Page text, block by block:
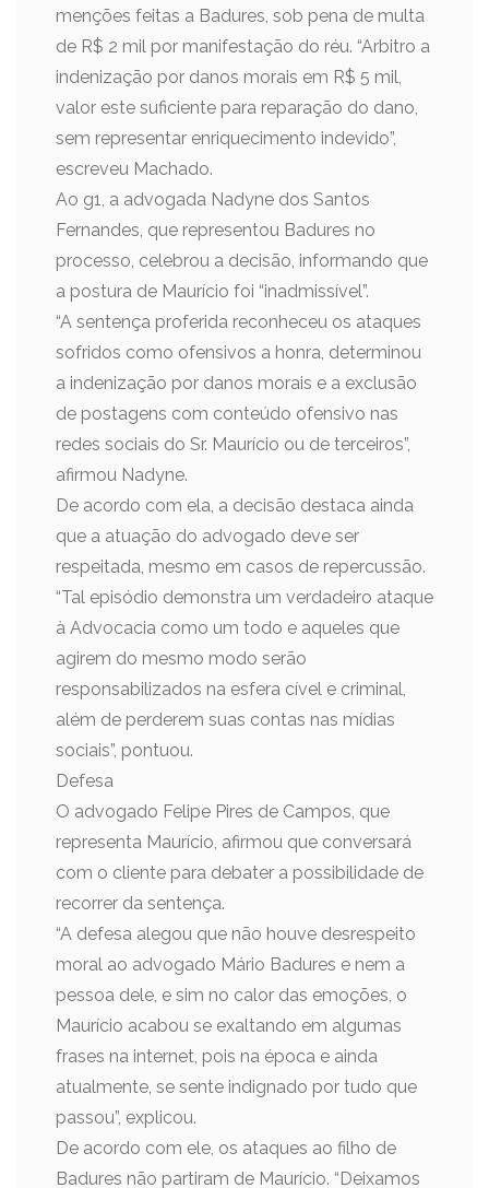
menções feitas a Badures, sob pena de multa
de R$ 2 mil por manifestação do réu. “Arbitro a
indenização por danos morais em R$ 5 mil,
valor este suficiente para reparação do dano,
sem representar enriquecimento indevido”,
escreveu Machado.
Ao g1, a advogada Nadyne dos Santos
Fernandes, que representou Badures no
processo, celebrou a decisão, informando que
a postura de Maurício foi “inadmissível”.
“A sentença proferida reconheceu os ataques
sofridos como ofensivos a honra, determinou
a indenização por danos morais e a exclusão
de postagens com conteúdo ofensivo nas
redes sociais do Sr. Maurício ou de terceiros”,
afirmou Nadyne.
De acordo com ela, a decisão destaca ainda
que a atuação do advogado deve ser
respeitada, mesmo em casos de repercussão.
“Tal episódio demonstra um verdadeiro ataque
à Advocacia como um todo e aqueles que
agirem do mesmo modo serão
responsabilizados na esfera cível e criminal,
além de perderem suas contas nas mídias
sociais”, pontuou.
Defesa
O advogado Felipe Pires de Campos, que
representa Maurício, afirmou que conversará
com o cliente para debater a possibilidade de
recorrer da sentença.
“A defesa alegou que não houve desrespeito
moral ao advogado Mário Badures e nem a
pessoa dele, e sim no calor das emoções, o
Maurício acabou se exaltando em algumas
frases na internet, pois na época e ainda
atualmente, se sente indignado por tudo que
passou”, explicou.
De acordo com ele, os ataques ao filho de
Badures não partiram de Maurício. “Deixamos